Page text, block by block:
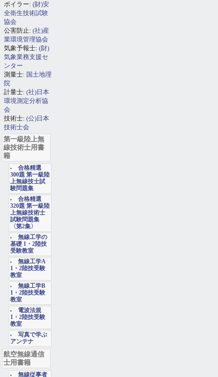
ボイラー: (財)安
全衛生技術試験
協会
公害防止: (社)産
業環境管理協会
気象予報士: (財)
気象業務支援セ
ンター
測量士: 国土地理
院
計量士: (社)日本
環境測定分析協
会
技術士: (公)日本
技術士会
第一級陸上無
線技術士用書
籍
合格精選
300題 第一級陸
上無線技士試
験問題集
合格精選
320題 第一級陸
上無線技術士
試験問題集
〈第2集〉
無線工学の
基礎 1・2陸技
受験教室
無線工学A
1・2陸技受験
教室
無線工学B
1・2陸技受験
教室
電波法規
1・2陸技受験
教室
写真で学ぶ
アンテナ
航空無線通信
士用書籍
無線従事者